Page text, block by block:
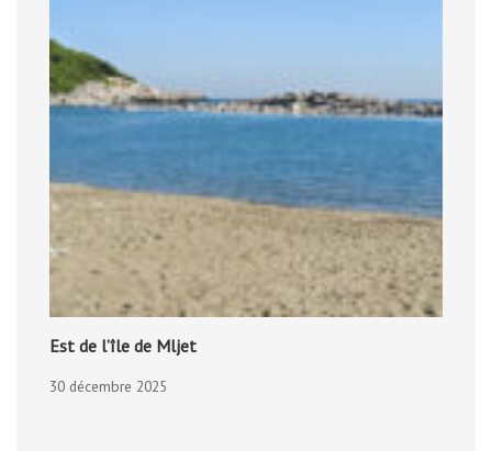
Est de l’île de Mljet
30 décembre 2025